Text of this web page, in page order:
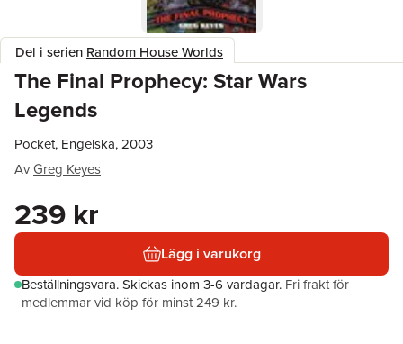
Del i serien Random House Worlds
The Final Prophecy: Star Wars
Legends
Pocket, Engelska, 2003
AvGreg Keyes
239 kr
Lägg i varukorg
Beställningsvara.Skickas inom 3-6 vardagar. Fri frakt för
medlemmar vid köp för minst 249 kr.